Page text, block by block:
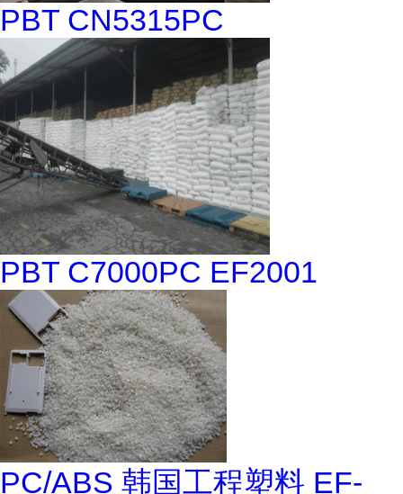
PBT CN5315PC
PBT C7000PC EF2001
PC/ABS 韩国工程塑料 EF-